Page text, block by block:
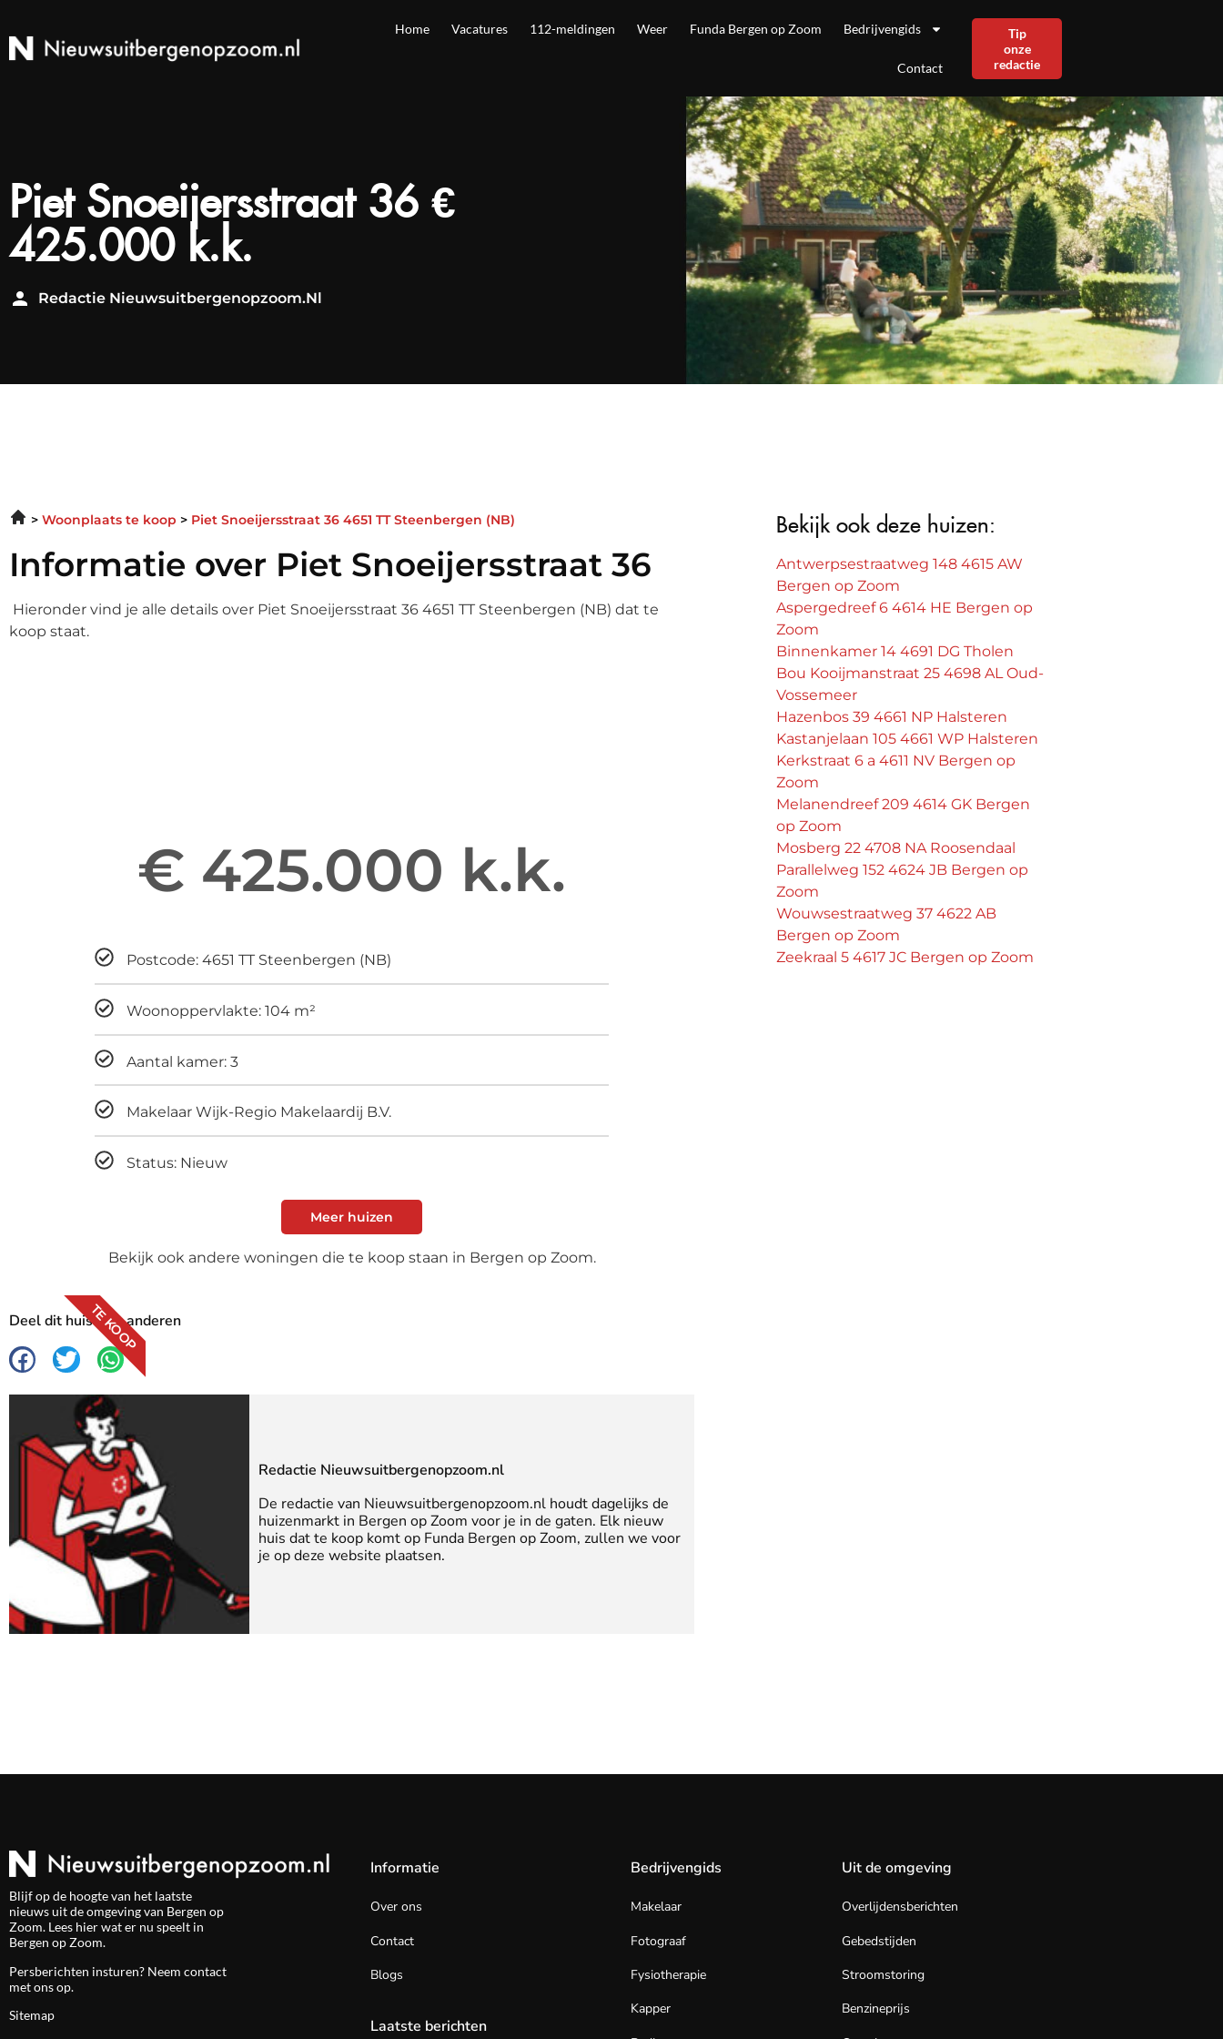
Home Vacatures 112-meldingen Weer Funda Bergen op Zoom Bedrijvengids
Contact
Tip
onze
redactie
Piet Snoeijersstraat 36 €
425.000 k.k.
Redactie Nieuwsuitbergenopzoom.nl
Woonplaats te koop Piet Snoeijersstraat 36 4651 TT Steenbergen (NB)
Informatie over Piet Snoeijersstraat 36
Hieronder vind je alle details over Piet Snoeijersstraat 36 4651 TT Steenbergen (NB) dat te
koop staat.
€ 425.000 k.k.
Postcode: 4651 TT Steenbergen (NB)
Woonoppervlakte: 104 m²
Aantal kamer: 3
Makelaar Wijk-Regio Makelaardij B.V.
Status: Nieuw
Meer huizen
Bekijk ook andere woningen die te koop staan in Bergen op Zoom.
TE KOOP
Deel dit huis met anderen
Redactie Nieuwsuitbergenopzoom.nl
De redactie van Nieuwsuitbergenopzoom.nl houdt dagelijks de
huizenmarkt in Bergen op Zoom voor je in de gaten. Elk nieuw
huis dat te koop komt op Funda Bergen op Zoom, zullen we voor
je op deze website plaatsen.
Bekijk ook deze huizen:
Antwerpsestraatweg 148 4615 AW
Bergen op Zoom
Aspergedreef 6 4614 HE Bergen op
Zoom
Binnenkamer 14 4691 DG Tholen
Bou Kooijmanstraat 25 4698 AL Oud-
Vossemeer
Hazenbos 39 4661 NP Halsteren
Kastanjelaan 105 4661 WP Halsteren
Kerkstraat 6 a 4611 NV Bergen op
Zoom
Melanendreef 209 4614 GK Bergen
op Zoom
Mosberg 22 4708 NA Roosendaal
Parallelweg 152 4624 JB Bergen op
Zoom
Wouwsestraatweg 37 4622 AB
Bergen op Zoom
Zeekraal 5 4617 JC Bergen op Zoom
Blijf op de hoogte van het laatste
nieuws uit de omgeving van Bergen op
Zoom. Lees hier wat er nu speelt in
Bergen op Zoom.
Persberichten insturen? Neem contact
met ons op.
Sitemap
Informatie
Over ons
Contact
Blogs
Laatste berichten
Bedrijvengids
Makelaar
Fotograaf
Fysiotherapie
Kapper
Uit de omgeving
Overlijdensberichten
Gebedstijden
Stroomstoring
Benzineprijs